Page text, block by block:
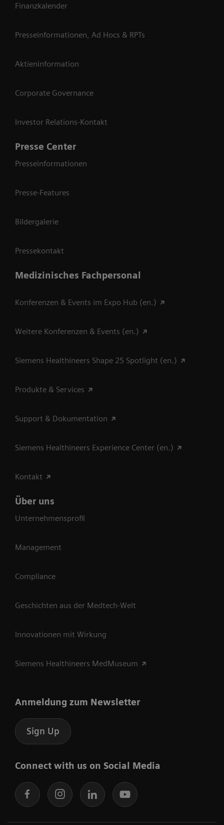
Finanzkalender
Presseinformationen, Ad Hocs & RPTs
Aktieninformation
Corporate Governance
Investor Relations-Kontakt
Presse Center
Presseinformationen
Presse-Features
Bildergalerie
Pressekontakt
Medizinisches Fachpersonal
Konferenzen & Events im Expo Hub (en.)
Weitere Konferenzen & Events (en.)
Siemens Healthineers Shape 25 Spotlight (en.)
Produkte & Services
Support & Dokumentation
Siemens Healthineers Experience Center (en.)
Kontakt
Über uns
Unternehmensprofil
Management
Compliance
Geschichten aus der Medtech-Welt
Innovationen mit Wirkung
Siemens Healthineers MedMuseum
Anmeldung zum Newsletter
Sign Up
Connect with us on Social Media